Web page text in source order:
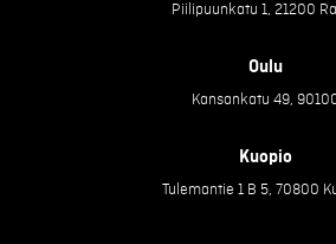
Piilipuunkatu 1, 21200
Oulu
Kansankatu 49,
Kuopio
Tulemantie 1 B 5, 70800